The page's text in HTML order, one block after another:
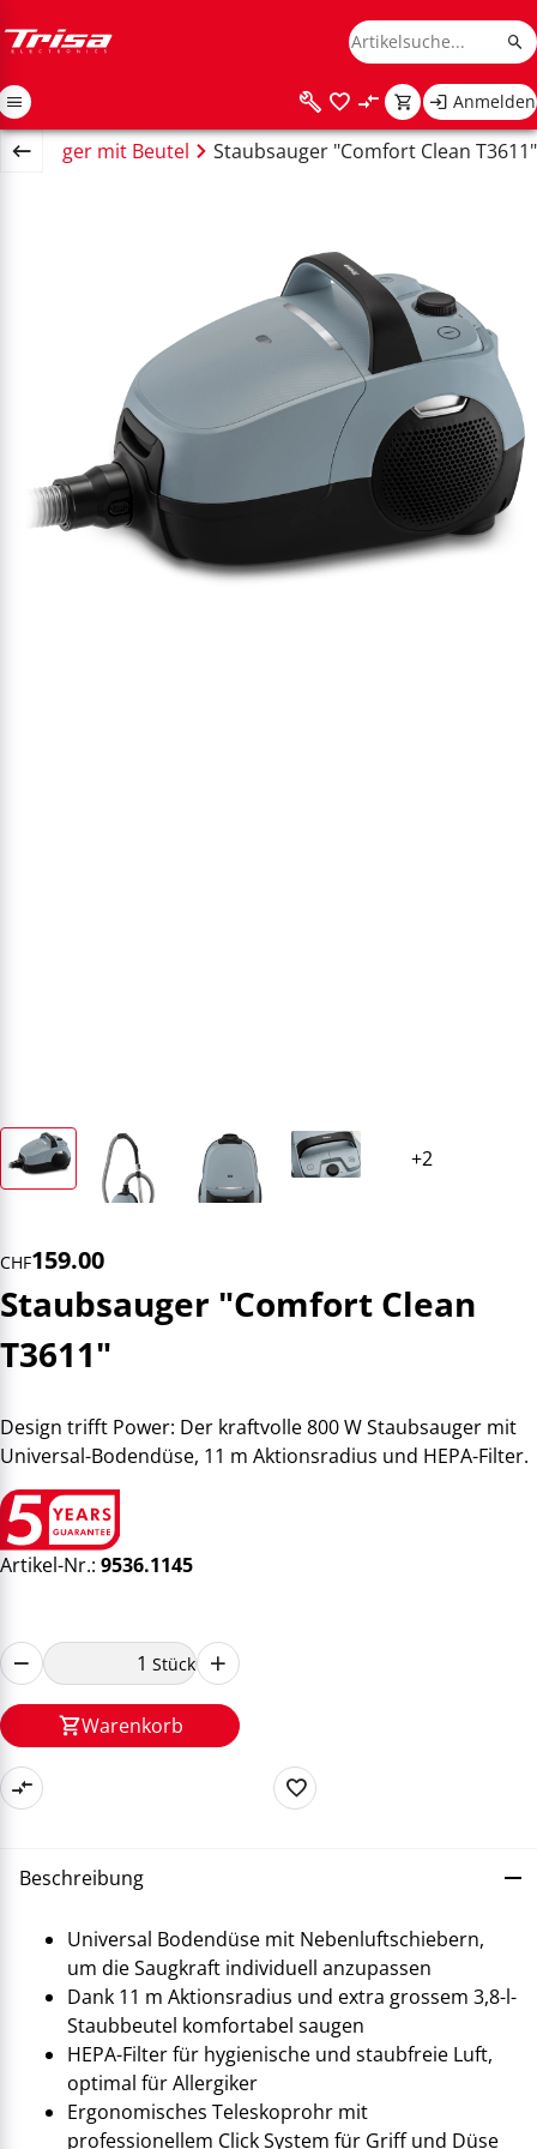
Anmelden
mit Beutel Staubsauger "Comfort Clean T3611"
CHF159.00
Staubsauger "Comfort Clean
T3611"
Design trifft Power: Der kraftvolle 800 W Staubsauger mit
Universal-Bodendüse, 11 m Aktionsradius und HEPA-Filter.
Artikel-Nr.: 9536.1145
Stück
Warenkorb
Beschreibung
Universal Bodendüse mit Nebenluftschiebern,
um die Saugkraft individuell anzupassen
Dank 11 m Aktionsradius und extra grossem 3,8-l-
Staubbeutel komfortabel saugen
HEPA-Filter für hygienische und staubfreie Luft,
optimal für Allergiker
Ergonomisches Teleskoprohr mit
professionellem Click System für Griff und Düse